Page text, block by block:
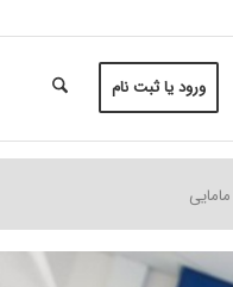
ورود یا ثبت نام